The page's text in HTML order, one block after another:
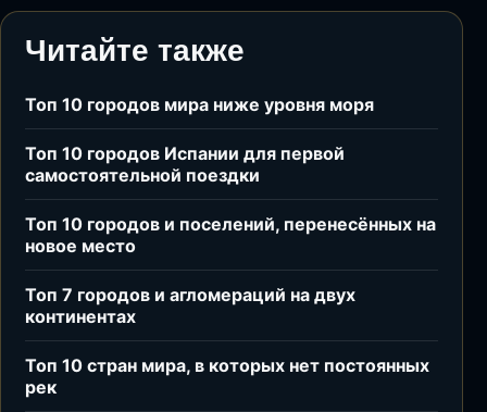
Читайте также
Топ 10 городов мира ниже уровня моря
Топ 10 городов Испании для первой
самостоятельной поездки
Топ 10 городов и поселений, перенесённых на
новое место
Топ 7 городов и агломераций на двух
континентах
Топ 10 стран мира, в которых нет постоянных
рек